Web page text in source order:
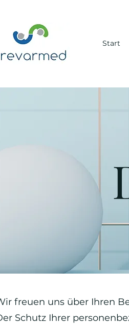
Start
freuen uns über Ihren
Schutz Ihrer